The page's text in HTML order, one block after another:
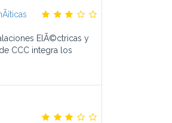
ElÃ©ctricas y
CCC integra los